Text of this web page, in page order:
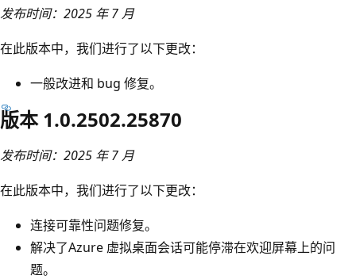
发布时间：2025 年 7 月
在此版本中，我们进行了以下更改：
一般改进和 bug 修复。
版本 1.0.2502.25870
发布时间：2025 年 7 月
在此版本中，我们进行了以下更改：
连接可靠性问题修复。
解决了Azure 虚拟桌面会话可能停滞在欢迎屏幕上的问
题。